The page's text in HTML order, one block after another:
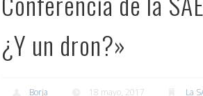
¿Y un dron?»
Borja 18 mayo, 2017 La